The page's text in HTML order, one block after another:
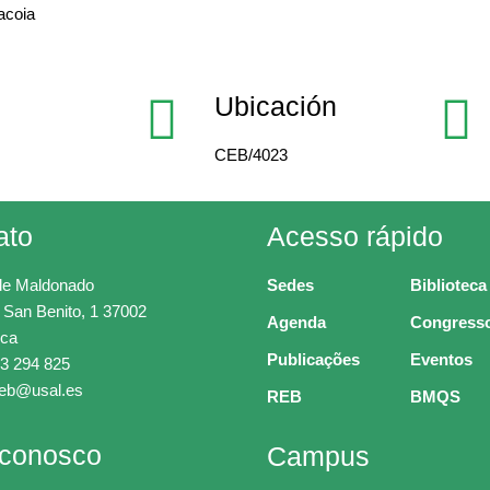
Ubicación
CEB/4023
Maldonado
Benito, 1 37002
294 825
Acesso rápido
Sedes
Agenda
Publicações
REB
Biblioteca
Eventos
BMQS
Campus